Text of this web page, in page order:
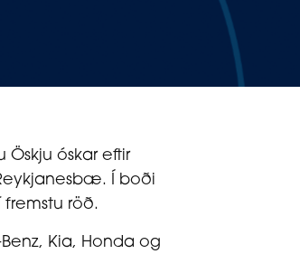
óskar eftir
Í boði
röð.
Kia, Honda og